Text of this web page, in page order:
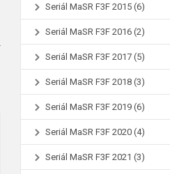
Seriál MaSR F3F 2015 (6)
Seriál MaSR F3F 2016 (2)
Seriál MaSR F3F 2017 (5)
Seriál MaSR F3F 2018 (3)
Seriál MaSR F3F 2019 (6)
Seriál MaSR F3F 2020 (4)
Seriál MaSR F3F 2021 (3)